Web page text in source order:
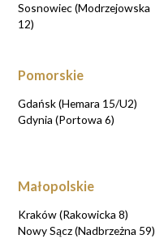
Sosnowiec (Modrzejowska
12)
Pomorskie
Gdańsk (Hemara 15/U2)
Gdynia (Portowa 6)
Małopolskie
Kraków (Rakowicka 8)
Nowy Sącz (Nadbrzeżna 59)